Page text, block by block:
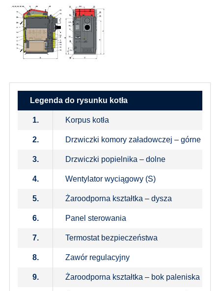
Legenda do rysunku kotła
1. Korpus kotła
2. Drzwiczki komory załadowczej – górne
3. Drzwiczki popielnika – dolne
4. Wentylator wyciągowy (S)
5. Żaroodporna kształtka – dysza
6. Panel sterowania
7. Termostat bezpieczeństwa
8. Zawór regulacyjny
9. Żaroodporna kształtka – bok paleniska